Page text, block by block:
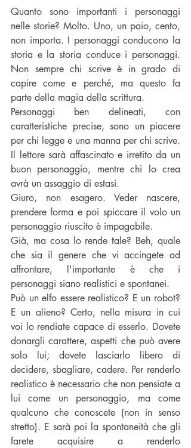
Quanto sono importanti i personaggi
nelle storie? Molto. Uno, un paio, cento,
non importa. I personaggi conducono la
storia e la storia conduce i personaggi.
Non sempre chi scrive è in grado di
capire come e perché, ma questo fa
parte della magia della scrittura.
Personaggi ben delineati, con
caratteristiche precise, sono un piacere
per chi legge e una manna per chi scrive.
Il lettore sarà affascinato e irretito da un
buon personaggio, mentre chi lo crea
avrà un assaggio di estasi.
Giuro, non esagero. Veder nascere,
prendere forma e poi spiccare il volo un
personaggio riuscito è impagabile.
Già, ma cosa lo rende tale? Beh, quale
che sia il genere che vi accingete ad
affrontare, l'importante è che i
personaggi siano realistici e spontanei.
Può un elfo essere realistico? E un robot?
E un alieno? Certo, nella misura in cui
voi lo rendiate capace di esserlo. Dovete
donargli carattere, aspetti che può avere
solo lui; dovete lasciarlo libero di
decidere, sbagliare, cadere. Per renderlo
realistico è necessario che non pensiate a
lui come un personaggio, ma come
qualcuno che conoscete (non in senso
stretto). E sarà poi la spontaneità che gli
farete acquisire a renderlo